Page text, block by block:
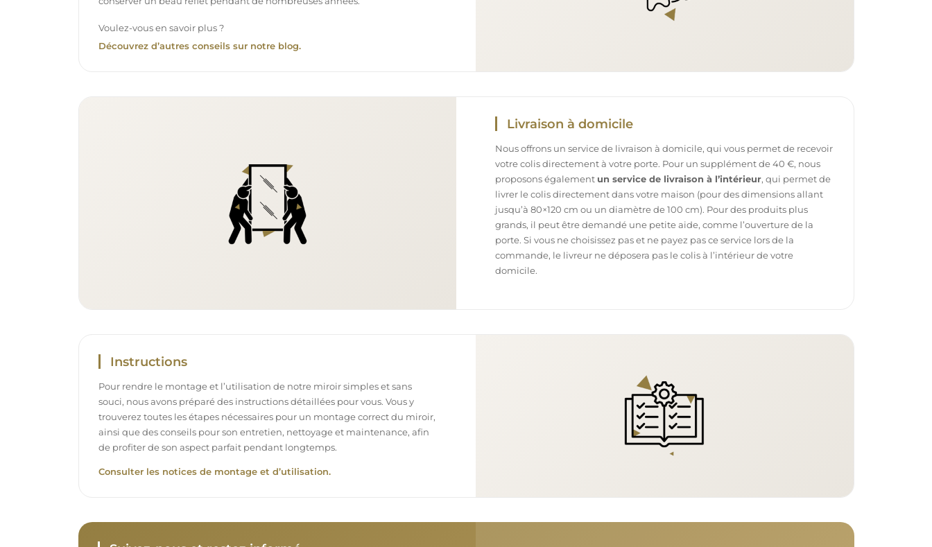
Voulez-vous en savoir plus ?
Découvrez d’autres conseils sur notre blog.
Livraison à domicile
Nous offrons un service de livraison à domicile, qui vous permet de recevoir
votre colis directement à votre porte. Pour un supplément de 40 €, nous
proposons également un service de livraison à l’intérieur, qui permet de
livrer le colis directement dans votre maison (pour des dimensions allant
jusqu’à 80×120 cm ou un diamètre de 100 cm). Pour des produits plus
grands, il peut être demandé une petite aide, comme l’ouverture de la
porte. Si vous ne choisissez pas et ne payez pas ce service lors de la
commande, le livreur ne déposera pas le colis à l’intérieur de votre
domicile.
Instructions
Pour rendre le montage et l’utilisation de notre miroir simples et sans
souci, nous avons préparé des instructions détaillées pour vous. Vous y
trouverez toutes les étapes nécessaires pour un montage correct du miroir,
ainsi que des conseils pour son entretien, nettoyage et maintenance, afin
de profiter de son aspect parfait pendant longtemps.
Consulter les notices de montage et d’utilisation.